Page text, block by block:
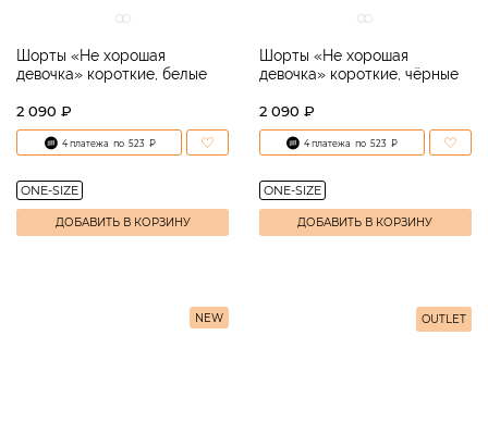
Шорты «Не хорошая
девочка» короткие, белые
2 090 ₽
4 платежа по 523 ₽
ONE-SIZE
ДОБАВИТЬ В КОРЗИНУ
Шорты «Не хорошая
девочка» короткие, чёрные
2 090 ₽
4 платежа по 523 ₽
ONE-SIZE
ДОБАВИТЬ В КОРЗИНУ
NEW OUTLET